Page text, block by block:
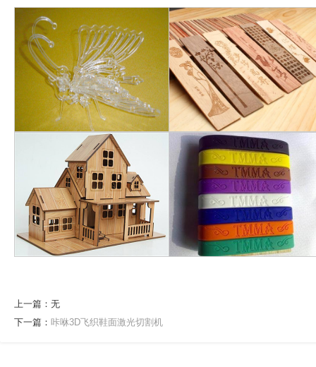
上一篇：无
下一篇： 咔咻3D飞织鞋面激光切割机